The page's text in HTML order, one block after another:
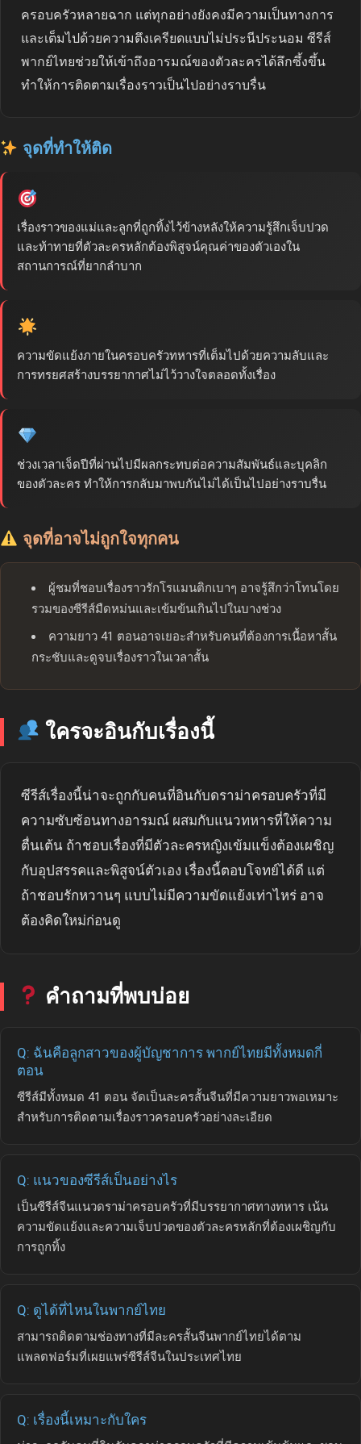
ครอบครัวหลายฉาก แต่ทุกอย่างยังคงมีความเป็นทางการ
และเต็มไปด้วยความตึงเครียดแบบไม่ประนีประนอม ซีรีส์
พากย์ไทยช่วยให้เข้าถึงอารมณ์ของตัวละครได้ลึกซึ้งขึ้น
ทำให้การติดตามเรื่องราวเป็นไปอย่างราบรื่น
จุดที่ทำให้ติด
เรื่องราวของแม่และลูกที่ถูกทิ้งไว้ข้างหลังให้ความรู้สึกเจ็บปวด
และท้าทายที่ตัวละครหลักต้องพิสูจน์คุณค่าของตัวเองใน
สถานการณ์ที่ยากลำบาก
ความขัดแย้งภายในครอบครัวทหารที่เต็มไปด้วยความลับและ
การทรยศสร้างบรรยากาศไม่ไว้วางใจตลอดทั้งเรื่อง
ช่วงเวลาเจ็ดปีที่ผ่านไปมีผลกระทบต่อความสัมพันธ์และบุคลิก
ของตัวละคร ทำให้การกลับมาพบกันไม่ได้เป็นไปอย่างราบรื่น
จุดที่อาจไม่ถูกใจทุกคน
ผู้ชมที่ชอบเรื่องราวรักโรแมนติกเบาๆ อาจรู้สึกว่าโทนโดย
รวมของซีรีส์มืดหม่นและเข้มข้นเกินไปในบางช่วง
ความยาว 41 ตอนอาจเยอะสำหรับคนที่ต้องการเนื้อหาสั้น
กระชับและดูจบเรื่องราวในเวลาสั้น
ใครจะอินกับเรื่องนี้
ซีรีส์เรื่องนี้น่าจะถูกกับคนที่อินกับดราม่าครอบครัวที่มี
ความซับซ้อนทางอารมณ์ ผสมกับแนวทหารที่ให้ความ
ตื่นเต้น ถ้าชอบเรื่องที่มีตัวละครหญิงเข้มแข็งต้องเผชิญ
กับอุปสรรคและพิสูจน์ตัวเอง เรื่องนี้ตอบโจทย์ได้ดี แต่
ถ้าชอบรักหวานๆ แบบไม่มีความขัดแย้งเท่าไหร่ อาจ
ต้องคิดใหม่ก่อนดู
คำถามที่พบบ่อย
Q: ฉันคือลูกสาวของผู้บัญชาการ พากย์ไทยมีทั้งหมดกี่
ตอน
ซีรีส์มีทั้งหมด 41 ตอน จัดเป็นละครสั้นจีนที่มีความยาวพอเหมาะ
สำหรับการติดตามเรื่องราวครอบครัวอย่างละเอียด
Q: แนวของซีรีส์เป็นอย่างไร
เป็นซีรีส์จีนแนวดราม่าครอบครัวที่มีบรรยากาศทางทหาร เน้น
ความขัดแย้งและความเจ็บปวดของตัวละครหลักที่ต้องเผชิญกับ
การถูกทิ้ง
Q: ดูได้ที่ไหนในพากย์ไทย
สามารถติดตามช่องทางที่มีละครสั้นจีนพากย์ไทยได้ตาม
แพลตฟอร์มที่เผยแพร่ซีรีส์จีนในประเทศไทย
Q: เรื่องนี้เหมาะกับใคร